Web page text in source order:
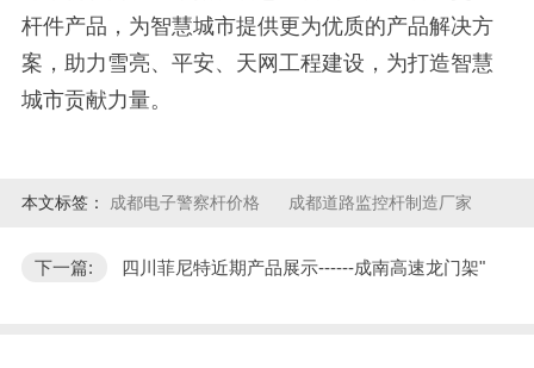
杆件产品，为智慧城市提供更为优质的产品解决方
案，助力雪亮、平安、天网工程建设，为打造智慧
城市贡献力量。
本文标签： 成都电子警察杆价格 成都道路监控杆制造厂家
下一篇: 四川菲尼特近期产品展示------成南高速龙门架"